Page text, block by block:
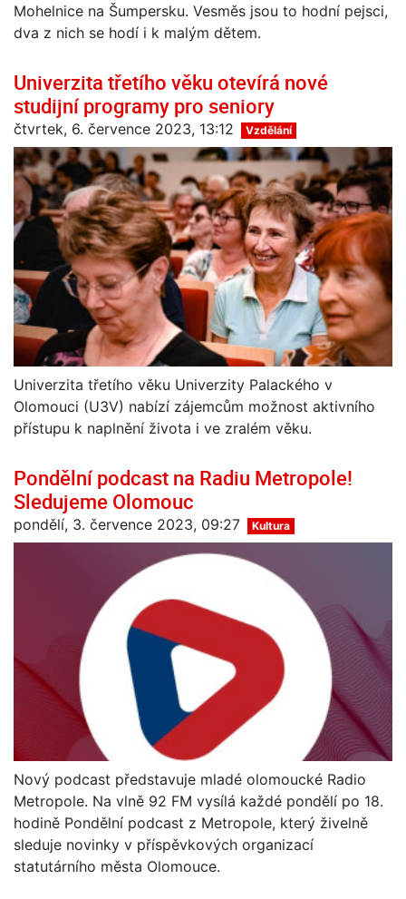
Mohelnice na Šumpersku. Vesměs jsou to hodní pejsci,
dva z nich se hodí i k malým dětem.
Univerzita třetího věku otevírá nové
studijní programy pro seniory
čtvrtek, 6. července 2023, 13:12 Vzdělání
Univerzita třetího věku Univerzity Palackého v
Olomouci (U3V) nabízí zájemcům možnost aktivního
přístupu k naplnění života i ve zralém věku.
Pondělní podcast na Radiu Metropole!
Sledujeme Olomouc
pondělí, 3. července 2023, 09:27 Kultura
Nový podcast představuje mladé olomoucké Radio
Metropole. Na vlně 92 FM vysílá každé pondělí po 18.
hodině Pondělní podcast z Metropole, který živelně
sleduje novinky v příspěvkových organizací
statutárního města Olomouce.